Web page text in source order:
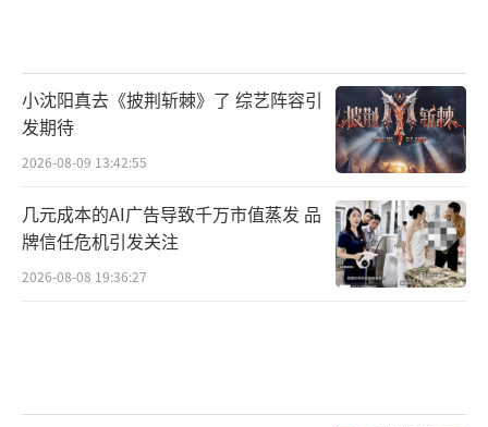
小沈阳真去《披荆斩棘》了 综艺阵容引
发期待
2026-08-09 13:42:55
几元成本的AI广告导致千万市值蒸发 品
牌信任危机引发关注
2026-08-08 19:36:27